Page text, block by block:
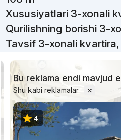
Xususiyatlari 3-xonali
Qurilishning borishi 3-
Tavsif 3-xonali kvartira,
Bu reklama endi mavjud
Shu kabi reklamalar ×
4